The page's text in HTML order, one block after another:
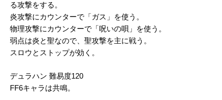
る攻撃をする。
炎攻撃にカウンターで「ガス」を使う。
物理攻撃にカウンターで「呪いの唄」を使う。
弱点は炎と聖なので、聖攻撃を主に戦う。
スロウとストップが効く。
デュラハン 難易度120
FF6キャラは共鳴。